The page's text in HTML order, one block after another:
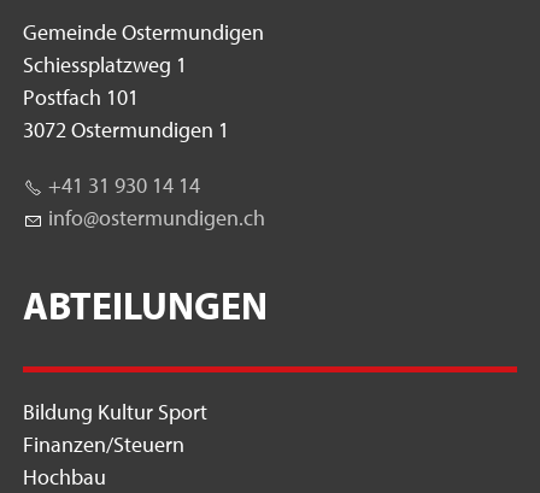
Gemeinde Ostermundigen
Schiessplatzweg 1
Postfach 101
3072 Ostermundigen 1
+41 31 930 14 14
nf
st rm nd g n ch
ABTEILUNGEN
Bildung Kultur Sport
Finanzen/Steuern
Hochbau